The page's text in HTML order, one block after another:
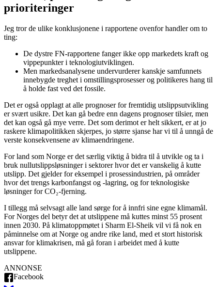
prioriteringer
Jeg tror de ulike konklusjonene i rapportene ovenfor handler om to
ting:
De dystre FN-rapportene fanger ikke opp markedets kraft og
vippepunkter i teknologiutviklingen.
Men markedsanalysene undervurderer kanskje samfunnets
innebygde treghet i omstillingsprosesser og politikeres hang til
å holde fast ved det fossile.
Det er også opplagt at alle prognoser for fremtidig utslippsutvikling
er svært usikre. Det kan gå bedre enn dagens prognoser tilsier, men
det kan også gå mye verre. Det som derimot er helt sikkert, er at jo
raskere klimapolitikken skjerpes, jo større sjanse har vi til å unngå de
verste konsekvensene av klimaendringene.
For land som Norge er det særlig viktig å bidra til å utvikle og ta i
bruk nullutslippsløsninger i sektorer hvor det er vanskelig å kutte
utslipp. Det gjelder for eksempel i prosessindustrien, på områder
hvor det trengs karbonfangst og -lagring, og for teknologiske
løsninger for CO₂-fjerning.
I tillegg må selvsagt alle land sørge for å innfri sine egne klimamål.
For Norges del betyr det at utslippene må kuttes minst 55 prosent
innen 2030. På klimatoppmøtet i Sharm El-Sheik vil vi få nok en
påminnelse om at Norge og andre rike land, med et stort historisk
ansvar for klimakrisen, må gå foran i arbeidet med å kutte
utslippene.
ANNONSE
Facebook